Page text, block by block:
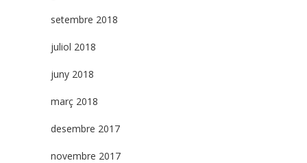
setembre 2018
juliol 2018
juny 2018
març 2018
desembre 2017
novembre 2017